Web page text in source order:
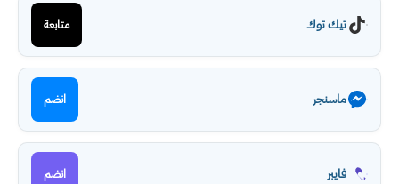
تيك توك متابعة
ماسنجر انضم
فايبر انضم